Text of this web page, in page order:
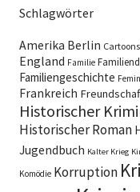
Schlagwörter
Amerika Berlin Cartoons
England Familie
Familiengeschichte
Frankreich
Historischer
Historischer Roman
Jugendbuch Kalter Krieg
Komödie Korruption